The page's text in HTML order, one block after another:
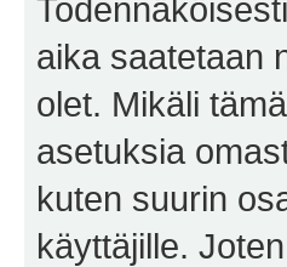
aika saatetaan
olet. Mikäli
asetuksia
kuten suurin
käyttäjille.